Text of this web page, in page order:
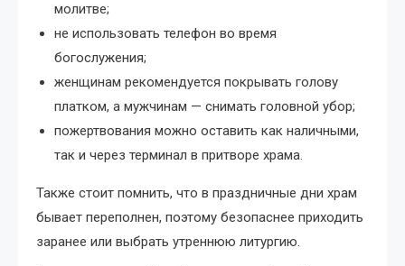
молитве;
не использовать телефон во время
богослужения;
женщинам рекомендуется покрывать голову
платком, а мужчинам — снимать головной убор;
пожертвования можно оставить как наличными,
так и через терминал в притворе храма.
Также стоит помнить, что в праздничные дни храм
бывает переполнен, поэтому безопаснее приходить
заранее или выбрать утреннюю литургию.